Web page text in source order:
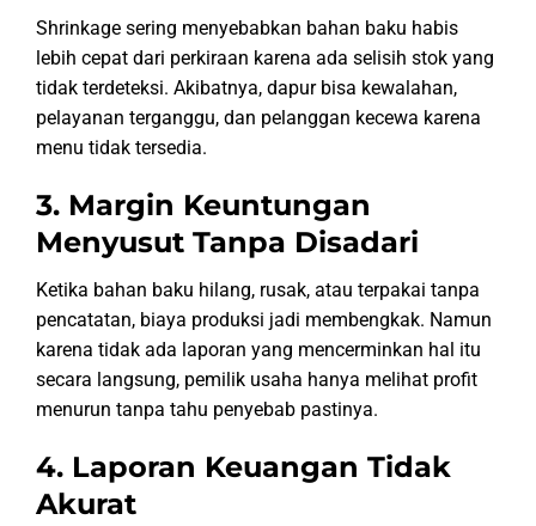
Shrinkage sering menyebabkan bahan baku habis
lebih cepat dari perkiraan karena ada selisih stok yang
tidak terdeteksi. Akibatnya, dapur bisa kewalahan,
pelayanan terganggu, dan pelanggan kecewa karena
menu tidak tersedia.
3. Margin Keuntungan
Menyusut Tanpa Disadari
Ketika bahan baku hilang, rusak, atau terpakai tanpa
pencatatan, biaya produksi jadi membengkak. Namun
karena tidak ada laporan yang mencerminkan hal itu
secara langsung, pemilik usaha hanya melihat profit
menurun tanpa tahu penyebab pastinya.
4. Laporan Keuangan Tidak
Akurat